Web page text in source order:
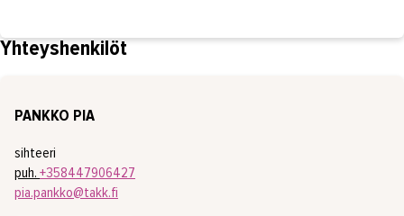
Yhteyshenkilöt
PANKKO PIA
sihteeri
puh. +358447906427
pia.pankko@takk.fi